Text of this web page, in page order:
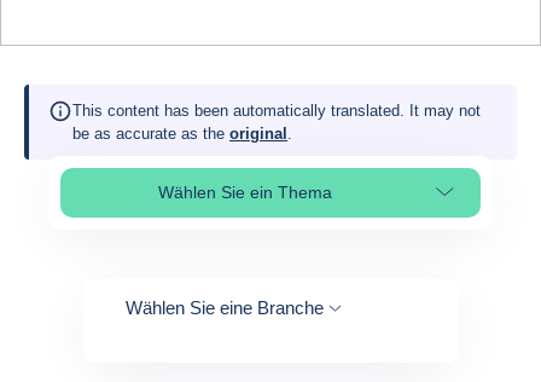
This content has been automatically translated. It may not
be as accurate as the original .
Wählen Sie ein Thema
Select page section
Wählen Sie eine Branche